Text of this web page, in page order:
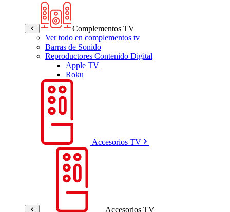
Complementos TV
Ver todo en complementos tv
Barras de Sonido
Reproductores Contenido Digital
Apple TV
Roku
Accesorios TV
Accesorios TV